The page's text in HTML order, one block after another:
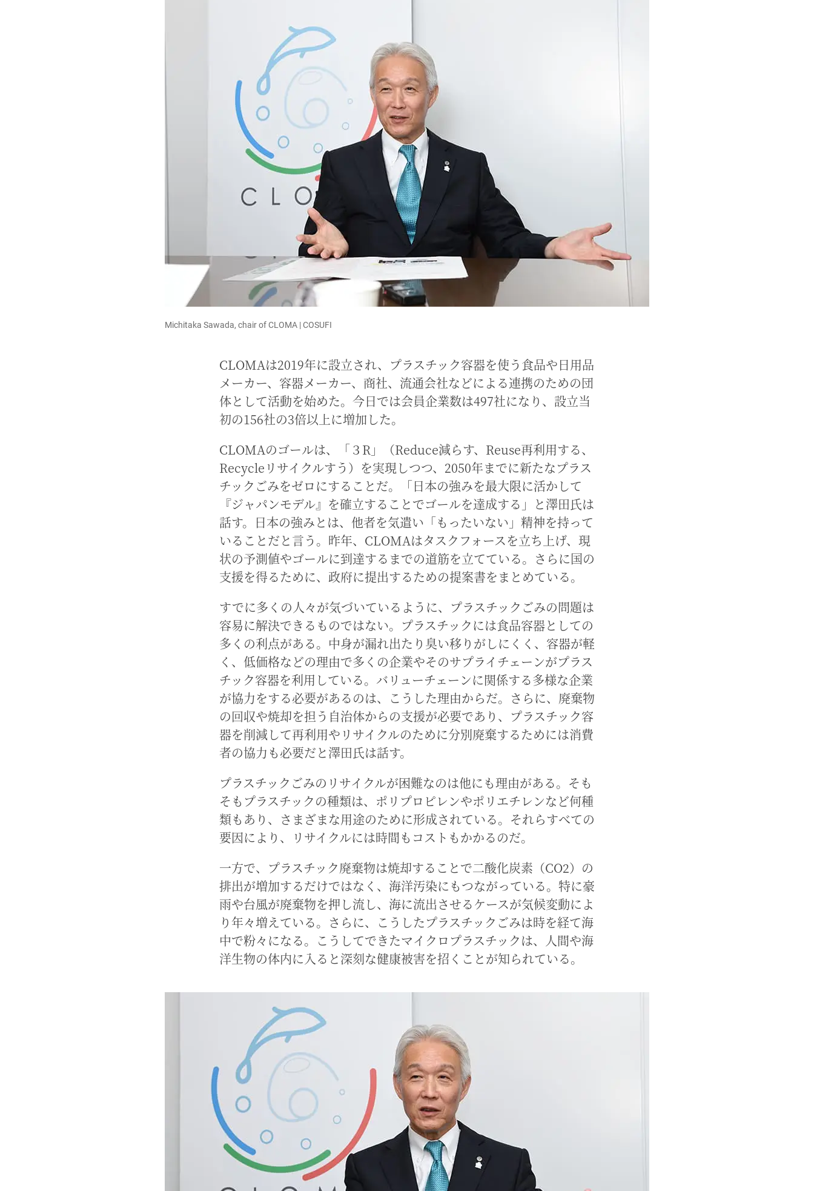
Michitaka Sawada, chair of CLOMA | COSUFI
CLOMAは2019年に設立され、プラスチック容器を使う食品や日用品
メーカー、容器メーカー、商社、流通会社などによる連携のための団
体として活動を始めた。今日では会員企業数は497社になり、設立当
初の156社の3倍以上に増加した。
CLOMAのゴールは、「３R」（Reduce減らす、Reuse再利用する、
Recycleリサイクルすう）を実現しつつ、2050年までに新たなプラス
チックごみをゼロにすることだ。「日本の強みを最大限に活かして
『ジャパンモデル』を確立することでゴールを達成する」と澤田氏は
話す。日本の強みとは、他者を気遣い「もったいない」精神を持って
いることだと言う。昨年、CLOMAはタスクフォースを立ち上げ、現
状の予測値やゴールに到達するまでの道筋を立てている。さらに国の
支援を得るために、政府に提出するための提案書をまとめている。
すでに多くの人々が気づいているように、プラスチックごみの問題は
容易に解決できるものではない。プラスチックには食品容器としての
多くの利点がある。中身が漏れ出たり臭い移りがしにくく、容器が軽
く、低価格などの理由で多くの企業やそのサプライチェーンがプラス
チック容器を利用している。バリューチェーンに関係する多様な企業
が協力をする必要があるのは、こうした理由からだ。さらに、廃棄物
の回収や焼却を担う自治体からの支援が必要であり、プラスチック容
器を削減して再利用やリサイクルのために分別廃棄するためには消費
者の協力も必要だと澤田氏は話す。
プラスチックごみのリサイクルが困難なのは他にも理由がある。そも
そもプラスチックの種類は、ポリプロピレンやポリエチレンなど何種
類もあり、さまざまな用途のために形成されている。それらすべての
要因により、リサイクルには時間もコストもかかるのだ。
一方で、プラスチック廃棄物は焼却することで二酸化炭素（CO2）の
排出が増加するだけではなく、海洋汚染にもつながっている。特に豪
雨や台風が廃棄物を押し流し、海に流出させるケースが気候変動によ
り年々増えている。さらに、こうしたプラスチックごみは時を経て海
中で粉々になる。こうしてできたマイクロプラスチックは、人間や海
洋生物の体内に入ると深刻な健康被害を招くことが知られている。